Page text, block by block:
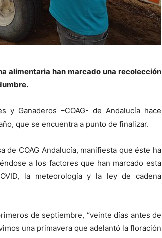
alimentaria han marcado una recolección
y Ganaderos –COAG- de Andalucía hace
que se encuentra a punto de finalizar.
de COAG Andalucía, manifiesta que éste ha
a los factores que han marcado esta
la meteorología y la ley de cadena
de septiembre, “veinte días antes de
una primavera que adelantó la floración